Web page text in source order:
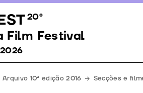
20º
Festival 06–15.11.2026
Film Festival
Arquivo 10ª edição 2016 Secções e